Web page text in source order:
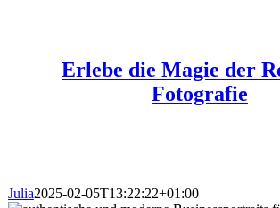
Erlebe die Magie der
Fotografie
Julia2025-02-05T13:22:22+01:00